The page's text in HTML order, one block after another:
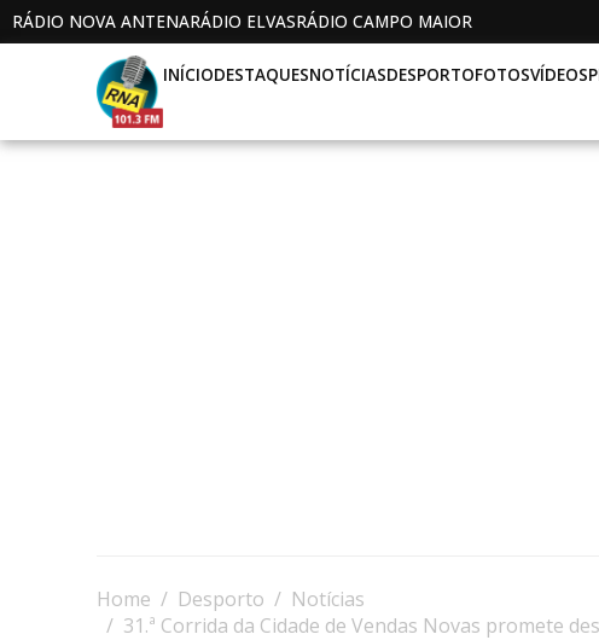
RÁDIO NOVA ANTENARÁDIO ELVASRÁDIO CAMPO MAIOR
INÍCIODESTAQUESNOTÍCIASDESPORTOFOTOSVÍDEOS
Home Desporto
Notícias
31.ª Corrida da Cidade de Vendas Novas promete